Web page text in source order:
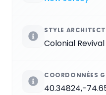
STYLE
Colonial
COORDONNÉES
40.34824,-